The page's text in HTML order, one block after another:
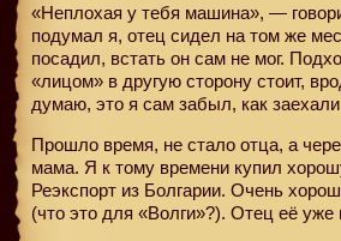
«Неплохая у тебя машина», —
подумал я, отец сидел на том же
посадил, встать он сам не мог.
«лицом» в другую сторону стоит,
думаю, это я сам забыл, как
Прошло время, не стало отца, а
мама. Я к тому времени купил
Реэкспорт из Болгарии. Очень
(что это для «Волги»?). Отец её уже